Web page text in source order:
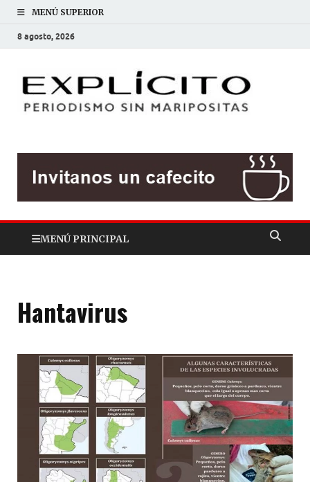
MENÚ SUPERIOR
8 agosto, 2026
MENÚ PRINCIPAL
Hantavirus